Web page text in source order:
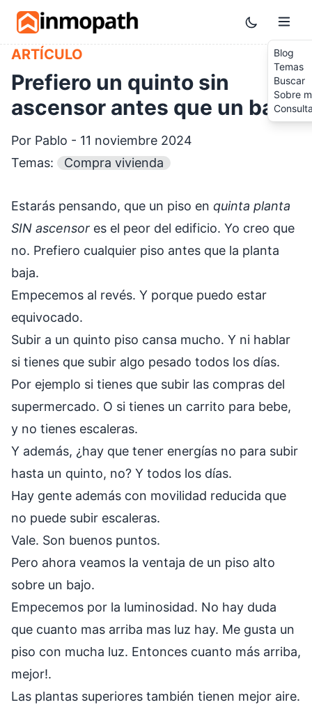
Skip to main content
Toggle
Blog
Temas
Buscar
Sobre
ARTÍCULO
Prefiero un quinto sin
ascensor antes que un bajo
Por Pablo - 11 noviembre 2024
Temas:
Compra vivienda
Estarás pensando, que un piso en quinta planta
SIN ascensor es el peor del edificio. Yo creo que
no. Prefiero cualquier piso antes que la planta
baja.
Empecemos al revés. Y porque puedo estar
equivocado.
Subir a un quinto piso cansa mucho. Y ni hablar
si tienes que subir algo pesado todos los días.
Por ejemplo si tienes que subir las compras del
supermercado. O si tienes un carrito para bebe,
y no tienes escaleras.
Y además, ¿hay que tener energías no para subir
hasta un quinto, no? Y todos los días.
Hay gente además con movilidad reducida que
no puede subir escaleras.
Vale. Son buenos puntos.
Pero ahora veamos la ventaja de un piso alto
sobre un bajo.
Empecemos por la luminosidad. No hay duda
que cuanto mas arriba mas luz hay. Me gusta un
piso con mucha luz. Entonces cuanto más arriba,
mejor!.
Las plantas superiores también tienen mejor aire.